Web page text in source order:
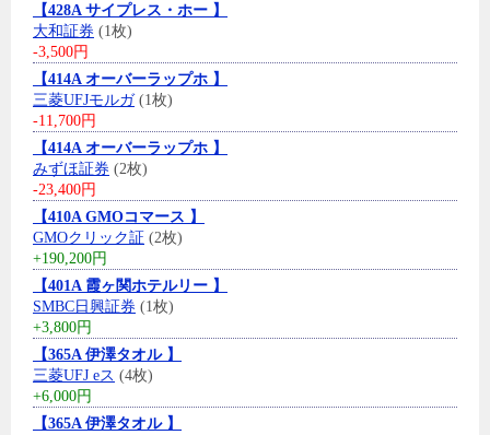
【428A サイプレス・ホー 】
大和証券 (1枚)
-3,500円
【414A オーバーラップホ 】
三菱UFJモルガ(1枚)
-11,700円
【414A オーバーラップホ 】
みずほ証券 (2枚)
-23,400円
【410A GMOコマース 】
GMOクリック証 (2枚)
+190,200円
【401A 霞ヶ関ホテルリー 】
SMBC日興証券 (1枚)
+3,800円
【365A 伊澤タオル 】
三菱UFJ eス (4枚)
+6,000円
【365A 伊澤タオル 】